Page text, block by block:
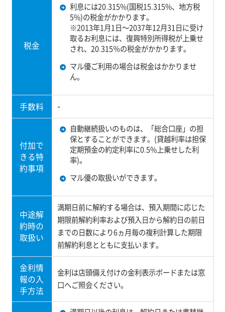
税金
利息には20.315%(国税15.315%、地方税
5%)の税金がかかります。
※2013年1月1日～2037年12月31日に受け
取るお利息には、復興特別所得税が上乗せ
され、20.315％の税金がかかります。
マル優ご利用の場合は税金はかかりませ
ん。
手数料 -
付加で
きる特
約事項
自動継続扱いのものは、「総合口座」の担
保とすることができます。(貸越利率は担保
定期預金の約定利率に0.5%上乗せした利
率)。
マル優の取扱いができます。
中途解
約時の
取扱い
満期日前に解約する場合は、預入期間に応じた
期限前解約利率および預入日から解約日の前日
までの日数により6ヵ月毎の複利計算した期限
前解約利息とともに支払います。
金利情
報の入
手方法
金利は店頭備え付けの金利表示ボードまたは窓
口へご照会ください。